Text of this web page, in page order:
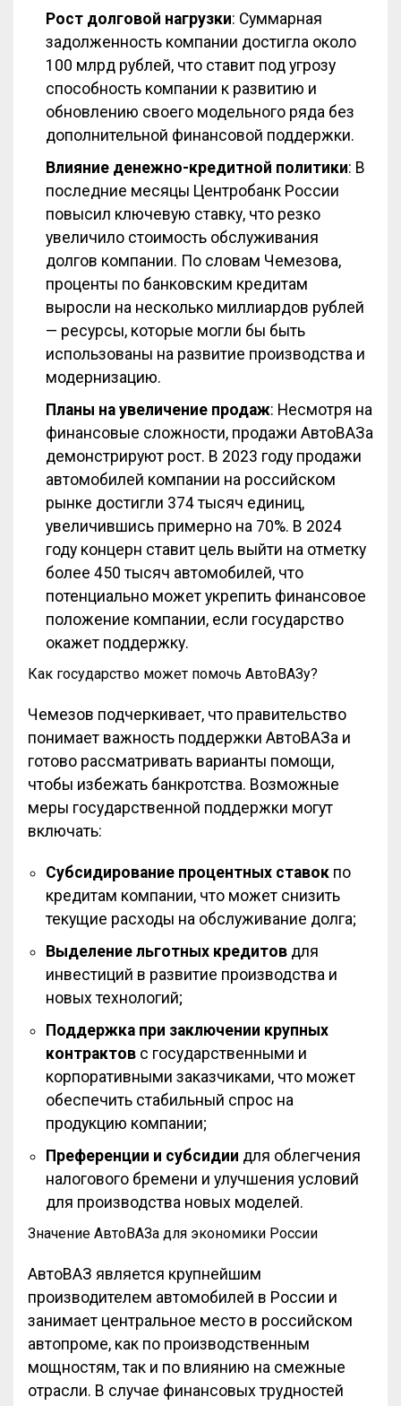
Рост долговой нагрузки: Суммарная
задолженность компании достигла около
100 млрд рублей, что ставит под угрозу
способность компании к развитию и
обновлению своего модельного ряда без
дополнительной финансовой поддержки.
Влияние денежно-кредитной политики: В
последние месяцы Центробанк России
повысил ключевую ставку, что резко
увеличило стоимость обслуживания
долгов компании. По словам Чемезова,
проценты по банковским кредитам
выросли на несколько миллиардов рублей
— ресурсы, которые могли бы быть
использованы на развитие производства и
модернизацию.
Планы на увеличение продаж: Несмотря на
финансовые сложности, продажи АвтоВАЗа
демонстрируют рост. В 2023 году продажи
автомобилей компании на российском
рынке достигли 374 тысяч единиц,
увеличившись примерно на 70%. В 2024
году концерн ставит цель выйти на отметку
более 450 тысяч автомобилей, что
потенциально может укрепить финансовое
положение компании, если государство
окажет поддержку.
Как государство может помочь АвтоВАЗу?
Чемезов подчеркивает, что правительство
понимает важность поддержки АвтоВАЗа и
готово рассматривать варианты помощи,
чтобы избежать банкротства. Возможные
меры государственной поддержки могут
включать:
Субсидирование процентных ставок по
кредитам компании, что может снизить
текущие расходы на обслуживание долга;
Выделение льготных кредитов для
инвестиций в развитие производства и
новых технологий;
Поддержка при заключении крупных
контрактов с государственными и
корпоративными заказчиками, что может
обеспечить стабильный спрос на
продукцию компании;
Преференции и субсидии для облегчения
налогового бремени и улучшения условий
для производства новых моделей.
Значение АвтоВАЗа для экономики России
АвтоВАЗ является крупнейшим
производителем автомобилей в России и
занимает центральное место в российском
автопроме, как по производственным
мощностям, так и по влиянию на смежные
отрасли. В случае финансовых трудностей